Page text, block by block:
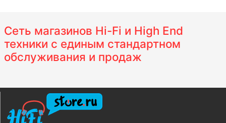
Сеть магазинов Hi-Fi и High End
техники с единым стандартном
обслуживания и продаж